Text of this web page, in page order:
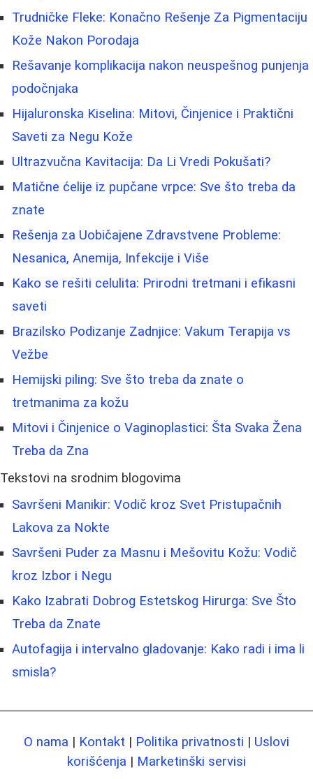
Trudničke Fleke: Konačno Rešenje Za Pigmentaciju
Kože Nakon Porodaja
Rešavanje komplikacija nakon neuspešnog punjenja
podočnjaka
Hijaluronska Kiselina: Mitovi, Činjenice i Praktični
Saveti za Negu Kože
Ultrazvučna Kavitacija: Da Li Vredi Pokušati?
Matične ćelije iz pupčane vrpce: Sve što treba da
znate
Rešenja za Uobičajene Zdravstvene Probleme:
Nesanica, Anemija, Infekcije i Više
Kako se rešiti celulita: Prirodni tretmani i efikasni
saveti
Brazilsko Podizanje Zadnjice: Vakum Terapija vs
Vežbe
Hemijski piling: Sve što treba da znate o
tretmanima za kožu
Mitovi i Činjenice o Vaginoplastici: Šta Svaka Žena
Treba da Zna
Tekstovi na srodnim blogovima
Savršeni Manikir: Vodič kroz Svet Pristupačnih
Lakova za Nokte
Savršeni Puder za Masnu i Mešovitu Kožu: Vodič
kroz Izbor i Negu
Kako Izabrati Dobrog Estetskog Hirurga: Sve Što
Treba da Znate
Autofagija i intervalno gladovanje: Kako radi i ima li
smisla?
O nama | Kontakt | Politika privatnosti | Uslovi
korišćenja | Marketinški servisi